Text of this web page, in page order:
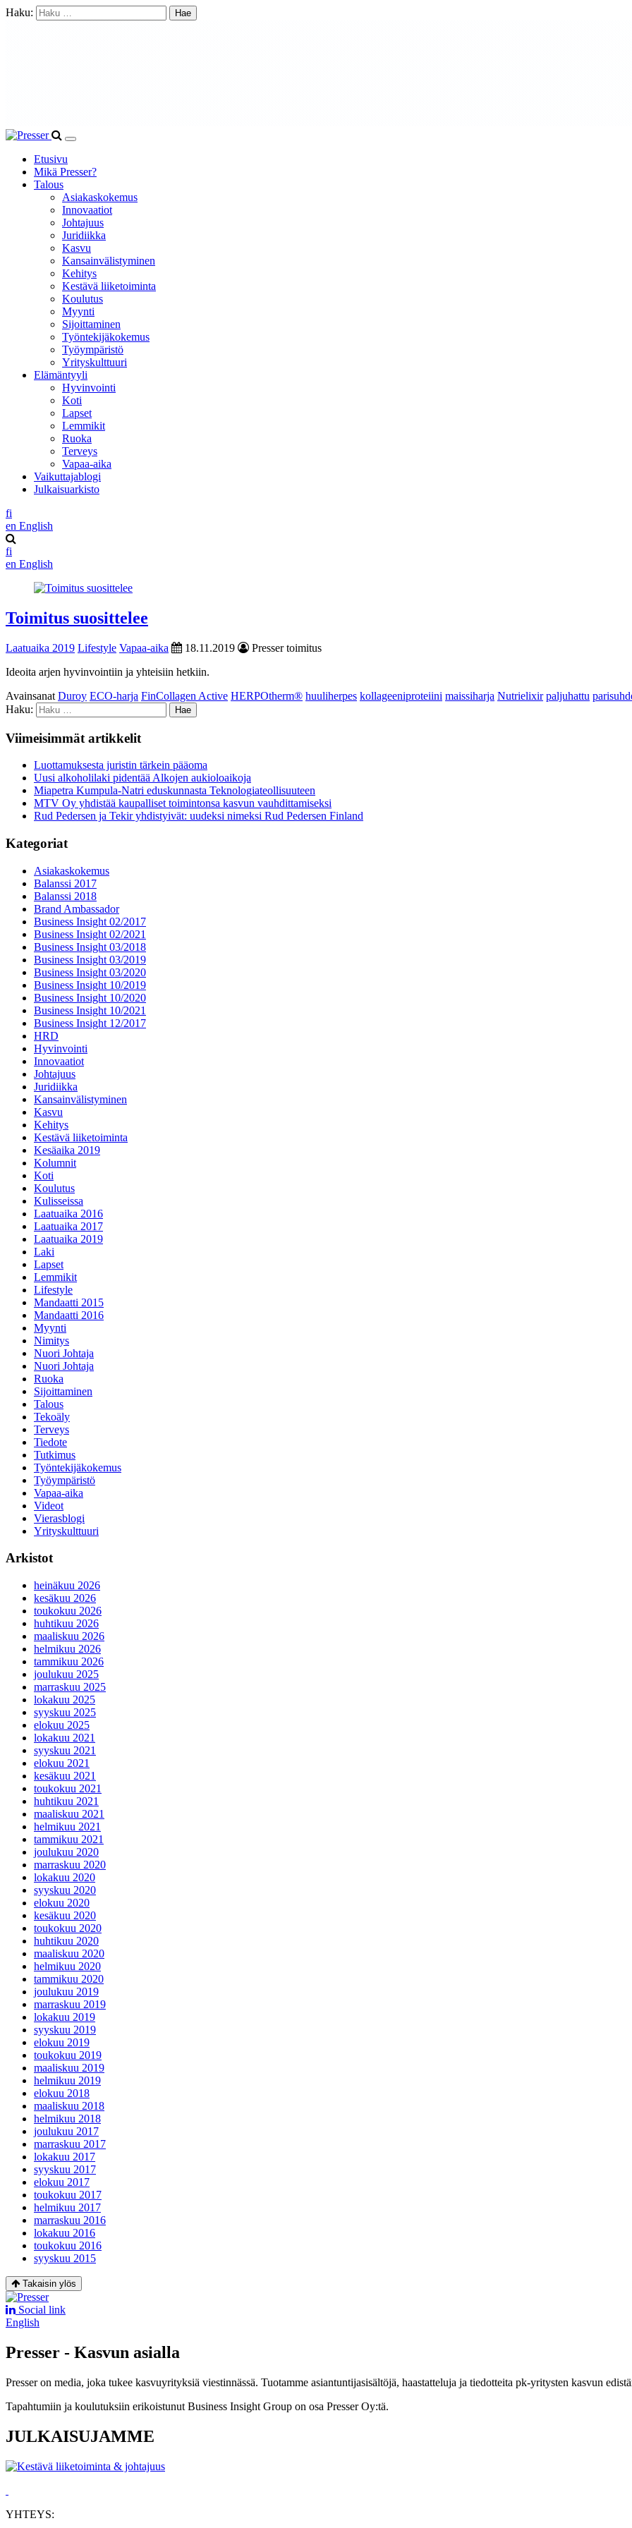
Haku:
Etusivu
Mikä Presser?
Talous
Asiakaskokemus
Innovaatiot
Johtajuus
Juridiikka
Kasvu
Kansainvälistyminen
Kehitys
Kestävä liiketoiminta
Koulutus
Myynti
Sijoittaminen
Työntekijäkokemus
Työympäristö
Yrityskulttuuri
Elämäntyyli
Hyvinvointi
Koti
Lapset
Lemmikit
Ruoka
Terveys
Vapaa-aika
Vaikuttajablogi
Julkaisuarkisto
fi
en English
fi
en English
Toimitus suosittelee
Laatuaika 2019 Lifestyle Vapaa-aika 18.11.2019
Presser toimitus
Ideoita arjen hyvinvointiin ja yhteisiin hetkiin.
Avainsanat Duroy ECO-harja FinCollagen Active HERPOtherm® huuliherpes kollageeniproteiini maissiharja Nutrielixir paljuhattu
Haku:
Viimeisimmät artikkelit
Luottamuksesta juristin tärkein pääoma
Uusi alkoholilaki pidentää Alkojen aukioloaikoja
Miapetra Kumpula-Natri eduskunnasta Teknologiateollisuuteen
MTV Oy yhdistää kaupalliset toimintonsa kasvun vauhdittamiseksi
Rud Pedersen ja Tekir yhdistyivät: uudeksi nimeksi Rud Pedersen Finland
Kategoriat
Asiakaskokemus
Balanssi 2017
Balanssi 2018
Brand Ambassador
Business Insight 02/2017
Business Insight 02/2021
Business Insight 03/2018
Business Insight 03/2019
Business Insight 03/2020
Business Insight 10/2019
Business Insight 10/2020
Business Insight 10/2021
Business Insight 12/2017
HRD
Hyvinvointi
Innovaatiot
Johtajuus
Juridiikka
Kansainvälistyminen
Kasvu
Kehitys
Kestävä liiketoiminta
Kesäaika 2019
Kolumnit
Koti
Koulutus
Kulisseissa
Laatuaika 2016
Laatuaika 2017
Laatuaika 2019
Laki
Lapset
Lemmikit
Lifestyle
Mandaatti 2015
Mandaatti 2016
Myynti
Nimitys
Nuori Johtaja
Nuori Johtaja
Ruoka
Sijoittaminen
Talous
Tekoäly
Terveys
Tiedote
Tutkimus
Työntekijäkokemus
Työympäristö
Vapaa-aika
Videot
Vierasblogi
Yrityskulttuuri
Arkistot
heinäkuu 2026
kesäkuu 2026
toukokuu 2026
huhtikuu 2026
maaliskuu 2026
helmikuu 2026
tammikuu 2026
joulukuu 2025
marraskuu 2025
lokakuu 2025
syyskuu 2025
elokuu 2025
lokakuu 2021
syyskuu 2021
elokuu 2021
kesäkuu 2021
toukokuu 2021
huhtikuu 2021
maaliskuu 2021
helmikuu 2021
tammikuu 2021
joulukuu 2020
marraskuu 2020
lokakuu 2020
syyskuu 2020
elokuu 2020
kesäkuu 2020
toukokuu 2020
huhtikuu 2020
maaliskuu 2020
helmikuu 2020
tammikuu 2020
joulukuu 2019
marraskuu 2019
lokakuu 2019
syyskuu 2019
elokuu 2019
toukokuu 2019
maaliskuu 2019
helmikuu 2019
elokuu 2018
maaliskuu 2018
helmikuu 2018
joulukuu 2017
marraskuu 2017
lokakuu 2017
syyskuu 2017
elokuu 2017
toukokuu 2017
helmikuu 2017
marraskuu 2016
lokakuu 2016
toukokuu 2016
syyskuu 2015
Takaisin ylös
Social link
English
Presser - Kasvun asialla
Presser on media, joka tukee kasvuyrityksiä viestinnässä. Tuotamme asiantuntijasisältöjä, haastatteluja ja tiedotteita pk-yritysten kasvun
Tapahtumiin ja koulutuksiin erikoistunut Business Insight Group on osa Presser Oy:tä.
JULKAISUJAMME
YHTEYS: